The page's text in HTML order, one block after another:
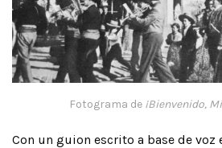
Fotograma de ¡Bienvenido,
Con un guion escrito a base de voz